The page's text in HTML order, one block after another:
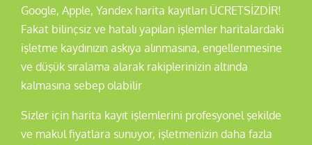
Google, Apple, Yandex harita kayıtları ÜCRETSİZDİR!
Fakat bilinçsiz ve hatalı yapılan işlemler haritalardaki
işletme kaydınızın askıya alınmasına, engellenmesine
ve düşük sıralama alarak rakiplerinizin altında
kalmasına sebep olabilir
Sizler için harita kayıt işlemlerini profesyonel şekilde
ve makul fiyatlara sunuyor, işletmenizin daha fazla